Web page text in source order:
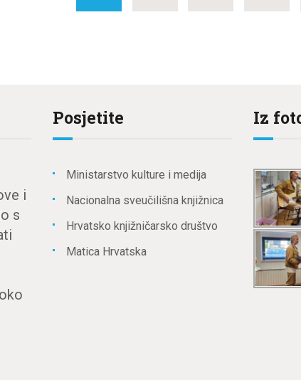
i
s
Posjetite
Ministarstvo kulture i medija
Nacionalna sveučilišna knjižnica
Hrvatsko knjižničarsko društvo
Matica Hrvatska
Iz